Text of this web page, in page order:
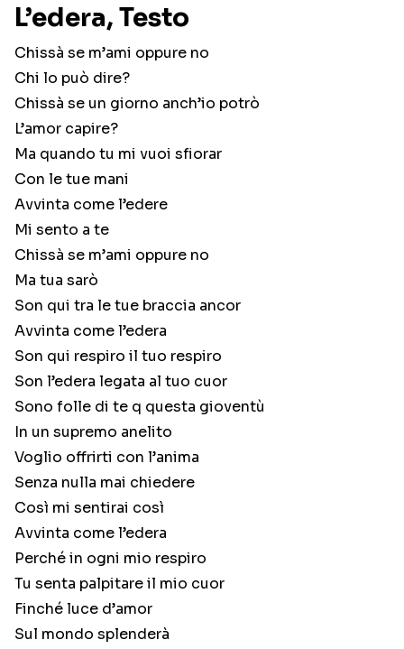
L’edera, Testo
Chissà se m’ami oppure no
Chi lo può dire?
Chissà se un giorno anch’io potrò
L’amor capire?
Ma quando tu mi vuoi sfiorar
Con le tue mani
Avvinta come l’edere
Mi sento a te
Chissà se m’ami oppure no
Ma tua sarò
Son qui tra le tue braccia ancor
Avvinta come l’edera
Son qui respiro il tuo respiro
Son l’edera legata al tuo cuor
Sono folle di te q questa gioventù
In un supremo anelito
Voglio offrirti con l’anima
Senza nulla mai chiedere
Così mi sentirai così
Avvinta come l’edera
Perché in ogni mio respiro
Tu senta palpitare il mio cuor
Finché luce d’amor
Sul mondo splenderà